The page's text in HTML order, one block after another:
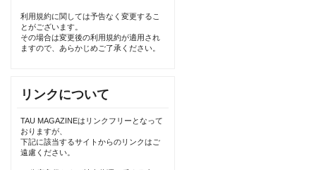
利用規約に関しては予告なく変更するこ
とがございます。
その場合は変更後の利用規約が適用され
ますので、あらかじめご了承ください。
リンクについて
TAU MAGAZINEはリンクフリーとなって
おりますが、
下記に該当するサイトからのリンクはご
遠慮ください。